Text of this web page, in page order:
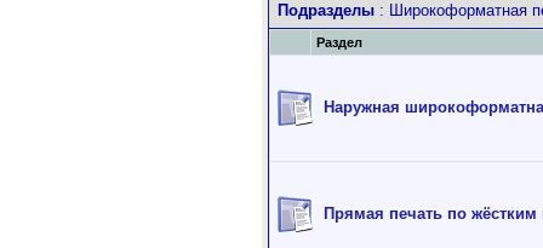
Подразделы : Широкоформатная
Раздел
Наружная
Прямая печать по жёстким